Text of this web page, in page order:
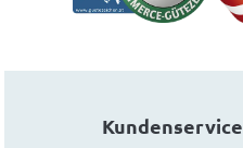
Kundenservice